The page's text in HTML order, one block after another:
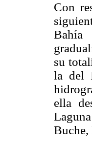
Con
Bahía
su
la del
ella
Buche,